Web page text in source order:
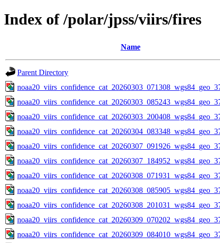
Index of /polar/jpss/viirs/fires
Name
Parent Directory